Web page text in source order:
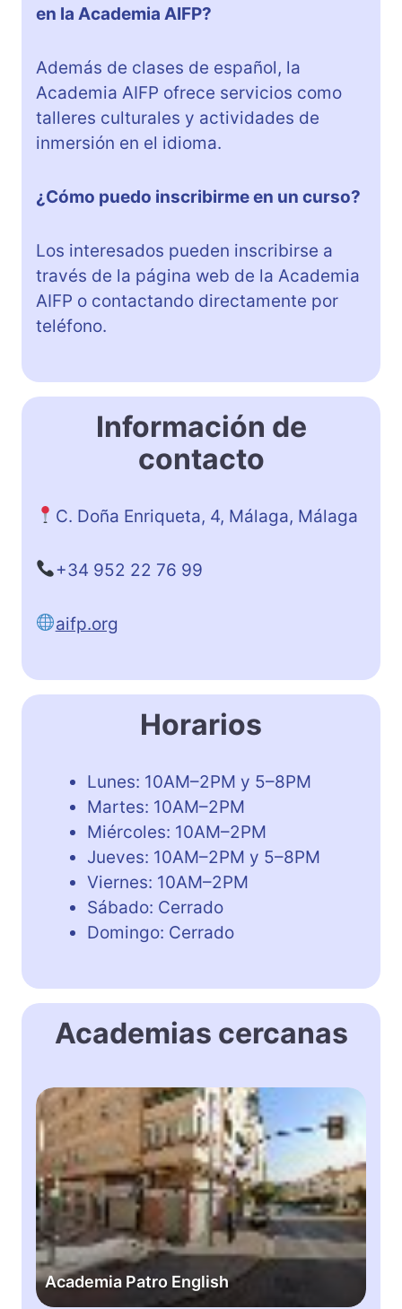
en la Academia AIFP?
Además de clases de español, la
Academia AIFP ofrece servicios como
talleres culturales y actividades de
inmersión en el idioma.
¿Cómo puedo inscribirme en un curso?
Los interesados pueden inscribirse a
través de la página web de la Academia
AIFP o contactando directamente por
teléfono.
Información de
contacto
C. Doña Enriqueta, 4, Málaga, Málaga
+34 952 22 76 99
aifp.org
Horarios
Lunes: 10AM–2PM y 5–8PM
Martes: 10AM–2PM
Miércoles: 10AM–2PM
Jueves: 10AM–2PM y 5–8PM
Viernes: 10AM–2PM
Sábado: Cerrado
Domingo: Cerrado
Academias cercanas
Academia Patro English
A
c
d
e
m
i
a
P
a